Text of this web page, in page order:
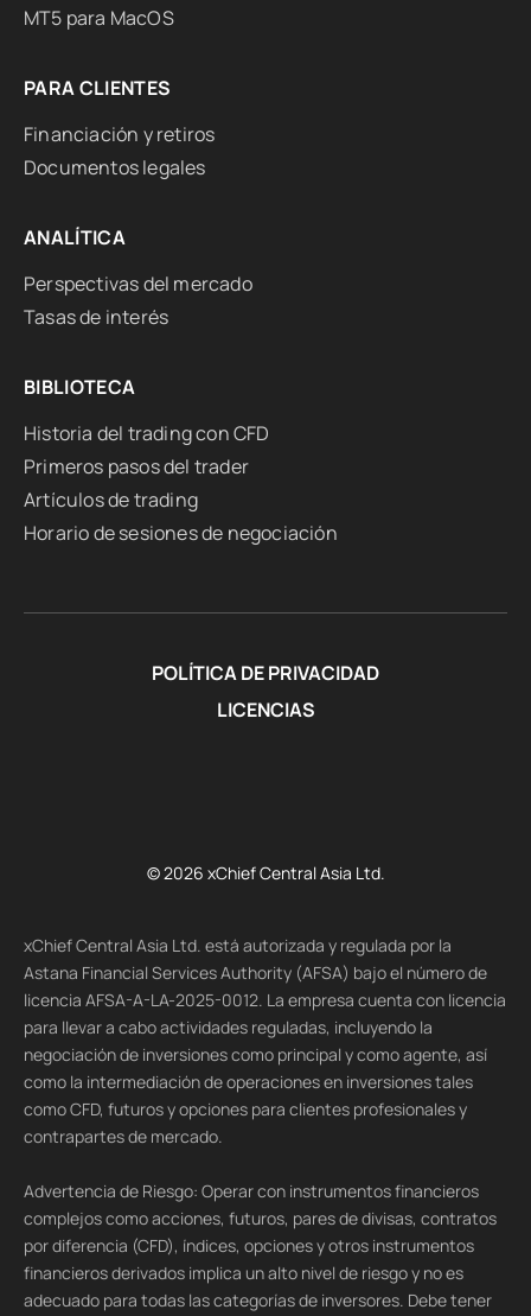
MT5 para MacOS
PARA CLIENTES
Financiación y retiros
Documentos legales
ANALÍTICA
Perspectivas del mercado
Tasas de interés
BIBLIOTECA
Historia del trading con CFD
Primeros pasos del trader
Artículos de trading
Horario de sesiones de negociación
POLÍTICA DE PRIVACIDAD
LICENCIAS
© 2026 xChief Central Asia Ltd.
xChief Central Asia Ltd. está autorizada y regulada por la
Astana Financial Services Authority (AFSA) bajo el número de
licencia AFSA-A-LA-2025-0012. La empresa cuenta con licencia
para llevar a cabo actividades reguladas, incluyendo la
negociación de inversiones como principal y como agente, así
como la intermediación de operaciones en inversiones tales
como CFD, futuros y opciones para clientes profesionales y
contrapartes de mercado.
Advertencia de Riesgo: Operar con instrumentos financieros
complejos como acciones, futuros, pares de divisas, contratos
por diferencia (CFD), índices, opciones y otros instrumentos
financieros derivados implica un alto nivel de riesgo y no es
adecuado para todas las categorías de inversores. Debe tener